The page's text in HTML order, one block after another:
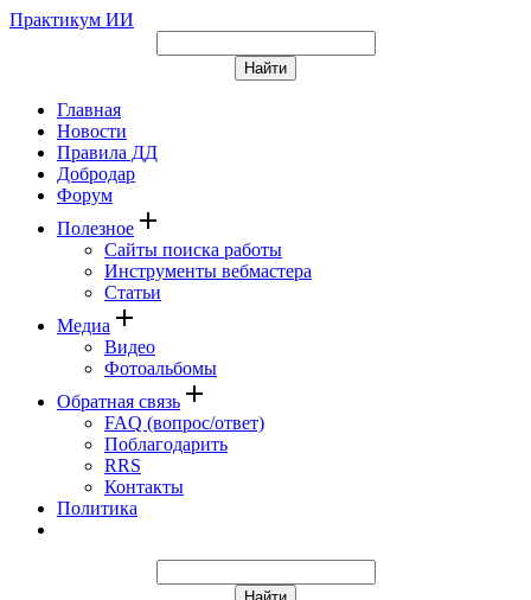
Практикум ИИ
Главная
Новости
Правила ДД
Добродар
Форум
Полезное add
Сайты поиска работы
Инструменты вебмастера
Статьи
Медиа add
Видео
Фотоальбомы
Обратная связь add
FAQ (вопрос/ответ)
Поблагодарить
RRS
Контакты
Политика